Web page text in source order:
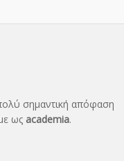
σημαντική απόφαση
ως academia.